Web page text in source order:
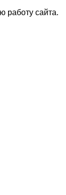
работу сайта.